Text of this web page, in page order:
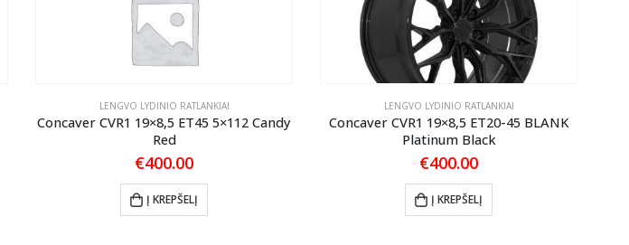
LENGVO LYDINIO RATLANKIAI
Concaver CVR1 19×8,5 ET45 5×112 Candy
Red
€400.00
Į KREPŠELĮ
LENGVO LYDINIO RATLANKIAI
Concaver CVR1 19×8,5 ET20-45 BLANK
Platinum Black
€400.00
Į KREPŠELĮ